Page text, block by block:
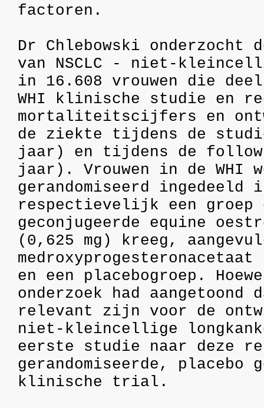
factoren.
Dr Chlebowski onderzocht
van NSCLC - niet-
in 16.608 vrouwen die
WHI klinische studie en
mortaliteitscijfers en
de ziekte tijdens de
jaar) en tijdens de
jaar). Vrouwen in de WHI
gerandomiseerd ingedeeld
respectievelijk een
geconjugeerde equine
(0,625 mg) kreeg,
en een placebogroep.
onderzoek had aangetoond
relevant zijn voor de
niet-kleincellige
eerste studie naar deze
gerandomiseerde, placebo
klinische trial.